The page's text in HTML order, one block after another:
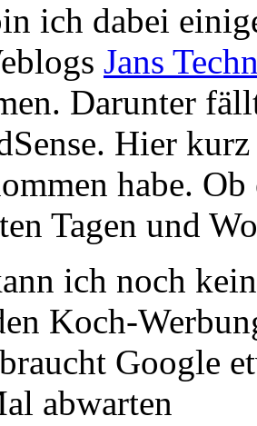
ich dabei
Jans
Darunter
Hier
habe.
Tagen und
ich noch
Koch-
Google
abwarten